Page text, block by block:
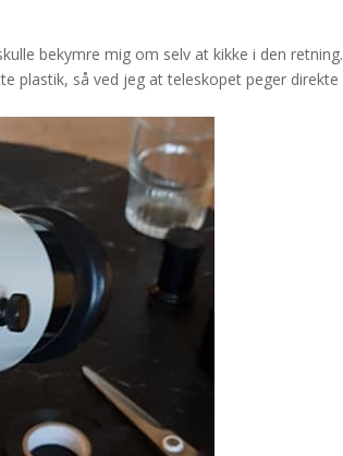
bekymre mig om selv at kikke i den retning.
plastik, så ved jeg at teleskopet peger direkte